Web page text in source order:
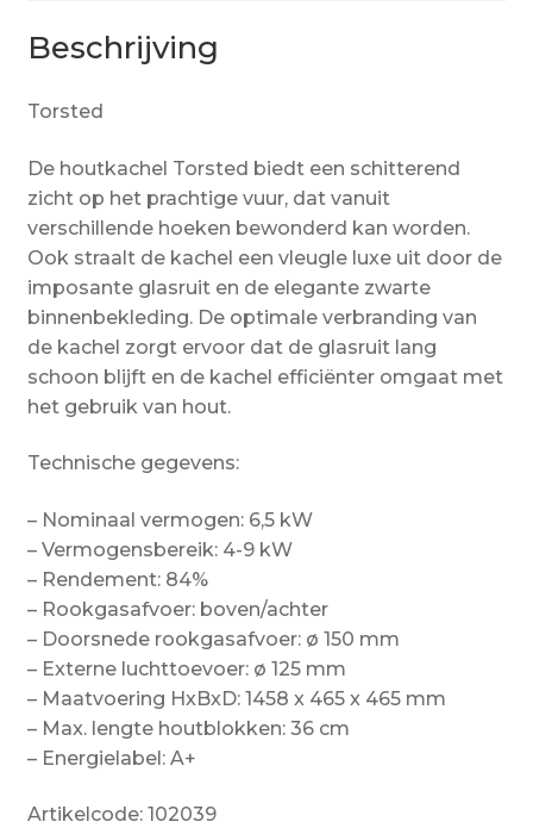
Beschrijving
Torsted
De houtkachel Torsted biedt een schitterend
zicht op het prachtige vuur, dat vanuit
verschillende hoeken bewonderd kan worden.
Ook straalt de kachel een vleugle luxe uit door de
imposante glasruit en de elegante zwarte
binnenbekleding. De optimale verbranding van
de kachel zorgt ervoor dat de glasruit lang
schoon blijft en de kachel efficiënter omgaat met
het gebruik van hout.
Technische gegevens:
– Nominaal vermogen: 6,5 kW
– Vermogensbereik: 4-9 kW
– Rendement: 84%
– Rookgasafvoer: boven/achter
– Doorsnede rookgasafvoer: ø 150 mm
– Externe luchttoevoer: ø 125 mm
– Maatvoering HxBxD: 1458 x 465 x 465 mm
– Max. lengte houtblokken: 36 cm
– Energielabel: A+
Artikelcode: 102039